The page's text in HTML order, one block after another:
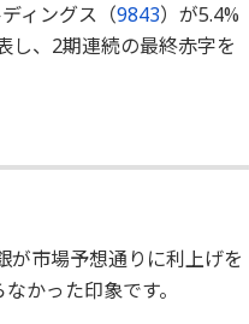
ィングス（9843）が5.4%
し、2期連続の最終赤字を
が市場予想通りに利上げを
かった印象です。